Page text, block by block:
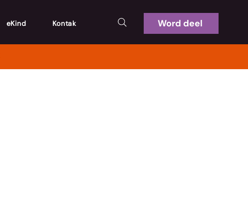
eKind Kontak Word deel